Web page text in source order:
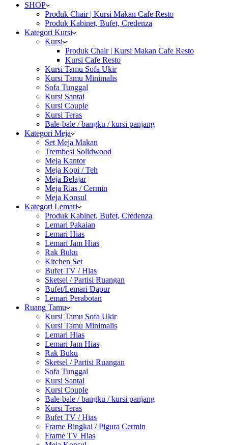
SHOP
Produk Chair | Kursi Makan Cafe Resto
Produk Kabinet, Bufet, Credenza
Kategori Kursi
Kursi
Produk Chair | Kursi Makan Cafe Resto
Kursi Cafe Resto
Kursi Tamu Sofa Ukir
Kursi Tamu Minimalis
Sofa Tunggal
Kursi Santai
Kursi Couple
Kursi Teras
Bale-bale / bangku / kursi panjang
Kategori Meja
Set Meja Makan
Trembesi Solidwood
Meja Kantor
Meja Kopi / Teh
Meja Belajar
Meja Rias / Cermin
Meja Konsul
Kategori Lemari
Produk Kabinet, Bufet, Credenza
Lemari Pakaian
Lemari Hias
Lemari Jam Hias
Rak Buku
Kitchen Set
Bufet TV / Hias
Sketsel / Partisi Ruangan
Bufet/Lemari Dapur
Lemari Perabotan
Ruang Tamu
Kursi Tamu Sofa Ukir
Kursi Tamu Minimalis
Lemari Hias
Lemari Jam Hias
Rak Buku
Sketsel / Partisi Ruangan
Sofa Tunggal
Kursi Santai
Kursi Couple
Bale-bale / bangku / kursi panjang
Kursi Teras
Bufet TV / Hias
Frame Bingkai / Pigura Cermin
Frame TV Hias